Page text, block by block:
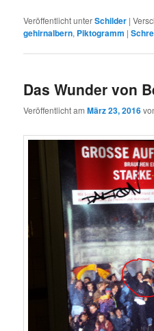
Veröffentlicht unterSchilder |
gehirnalbern, Piktogramm |
Das Wunder von
Veröffentlicht amMärz 23, 2016